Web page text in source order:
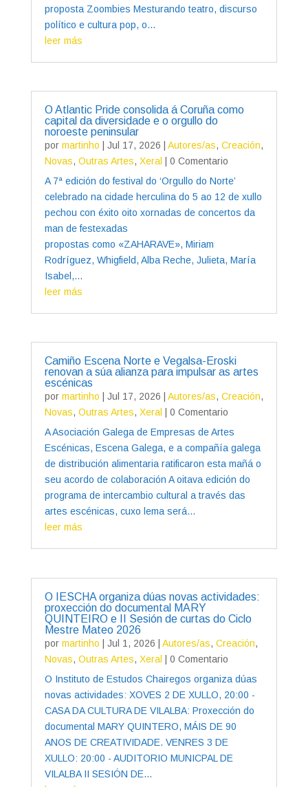
proposta Zoombies Mesturando teatro, discurso
político e cultura pop, o...
leer más
O Atlantic Pride consolida á Coruña como
capital da diversidade e o orgullo do
noroeste peninsular
por martinho Jul 17, 2026 Autores/as, Creación,
Novas, Outras Artes, Xeral
| 0 Comentario
A 7ª edición do festival do ‘Orgullo do Norte’
celebrado na cidade herculina do 5 ao 12 de xullo
pechou con éxito oito xornadas de concertos da
man de festexadas
propostas como «ZAHARAVE», Miriam
Rodríguez, Whigfield, Alba Reche, Julieta, María
Isabel,...
leer más
Camiño Escena Norte e Vegalsa-Eroski
renovan a súa alianza para impulsar as artes
escénicas
por martinho Jul 17, 2026 Autores/as, Creación,
Novas, Outras Artes, Xeral
| 0 Comentario
A Asociación Galega de Empresas de Artes
Escénicas, Escena Galega, e a compañía galega
de distribución alimentaria ratificaron esta mañá o
seu acordo de colaboración A oitava edición do
programa de intercambio cultural a través das
artes escénicas, cuxo lema será...
leer más
O IESCHA organiza dúas novas actividades:
proxección do documental MARY
QUINTEIRO e II Sesión de curtas do Ciclo
Mestre Mateo 2026
por martinho Jul 1, 2026 Autores/as, Creación,
Novas, Outras Artes, Xeral
| 0 Comentario
O Instituto de Estudos Chairegos organiza dúas
novas actividades: XOVES 2 DE XULLO, 20:00 -
CASA DA CULTURA DE VILALBA: Proxección do
documental MARY QUINTERO, MÁIS DE 90
ANOS DE CREATIVIDADE. VENRES 3 DE
XULLO: 20:00 - AUDITORIO MUNICPAL DE
VILALBA II SESIÓN DE...